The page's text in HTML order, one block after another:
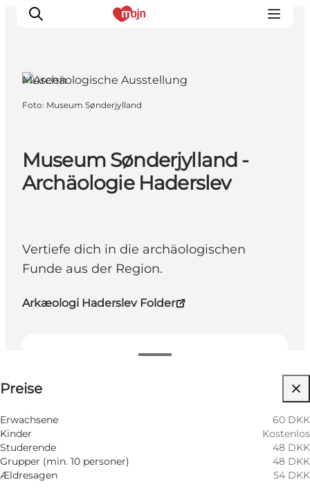
Events
Übernachtung
Plane deine Reise
Museum Sønderjylland -
Archäologie Haderslev
Vertiefe dich in die archäologischen
Funde aus der Region.
Arkæologi Haderslev Folder
Preise
Erwachsene
60 DKK
Kinder
Kostenlos
Studerende
48 DKK
Grupper (min. 10 personer)
48 DKK
Ældresagen
54 DKK
Mir selbst, Mein Partner, Freunde, Kinder
Museen
Foto: Museum Sønderjylland